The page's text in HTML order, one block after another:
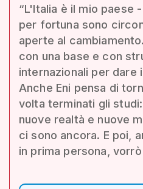
“L'Italia è il mio paese
per fortuna sono
aperte al
con una base e con
internazionali per dare
Anche Eni pensa di
volta terminati gli
nuove realtà e nuove
ci sono ancora. E poi,
in prima persona,